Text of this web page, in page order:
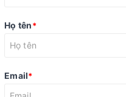
Họ tên*
Email*